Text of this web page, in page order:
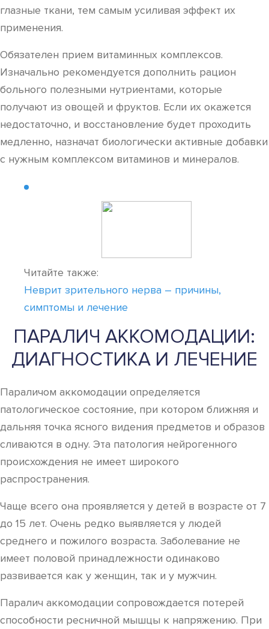
глазные ткани, тем самым усиливая эффект их
применения.
Обязателен прием витаминных комплексов.
Изначально рекомендуется дополнить рацион
больного полезными нутриентами, которые
получают из овощей и фруктов. Если их окажется
недостаточно, и восстановление будет проходить
медленно, назначат биологически активные добавки
с нужным комплексом витаминов и минералов.
Читайте также:
Неврит зрительного нерва – причины,
симптомы и лечение
ПАРАЛИЧ АККОМОДАЦИИ:
ДИАГНОСТИКА И ЛЕЧЕНИЕ
Параличом аккомодации определяется
патологическое состояние, при котором ближняя и
дальняя точка ясного видения предметов и образов
сливаются в одну. Эта патология нейрогенного
происхождения не имеет широкого
распространения.
Чаще всего она проявляется у детей в возрасте от 7
до 15 лет. Очень редко выявляется у людей
среднего и пожилого возраста. Заболевание не
имеет половой принадлежности одинаково
развивается как у женщин, так и у мужчин.
Паралич аккомодации сопровождается потерей
способности ресничной мышцы к напряжению. При